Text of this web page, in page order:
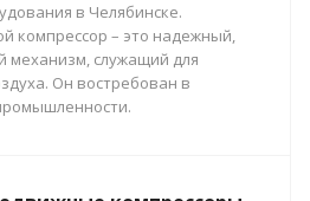
в Челябинске.
компрессор – это надежный,
механизм, служащий для
Он востребован в